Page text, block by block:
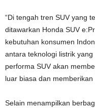
“Di tengah tren SUV yang
ditawarkan Honda SUV
kebutuhan konsumen
antara teknologi listrik
performa SUV akan
luar biasa dan
Selain menampilkan